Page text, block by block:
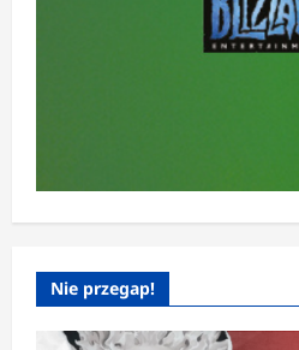
Nie przegap!